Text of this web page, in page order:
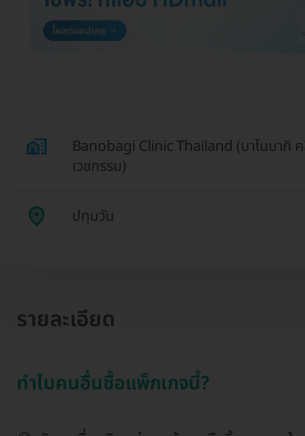
Banobagi Clinic Thailand (บาโนบากิ
เวชกรรม)
ปทุมวัน
รายละเอียด
ทำไมคนอื่นซื้อแพ็กเกจนี้?